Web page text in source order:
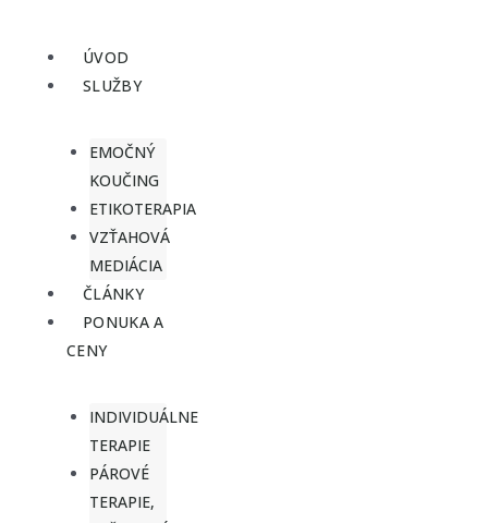
ÚVOD
SLUŽBY
EMOČNÝ
KOUČING
ETIKOTERAPIA
VZŤAHOVÁ
MEDIÁCIA
ČLÁNKY
PONUKA A
CENY
INDIVIDUÁLNE
TERAPIE
PÁROVÉ
TERAPIE,